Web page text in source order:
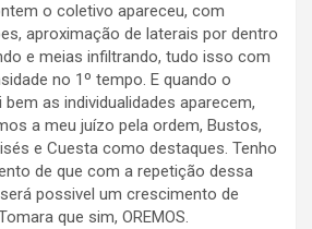
o coletivo apareceu, com
aproximação de laterais por dentro
e meias infiltrando, tudo isso com
no 1º tempo. E quando o
as individualidades aparecem,
a meu juízo pela ordem, Bustos,
e Cuesta como destaques. Tenho
de que com a repetição dessa
possivel um crescimento de
que sim, OREMOS.